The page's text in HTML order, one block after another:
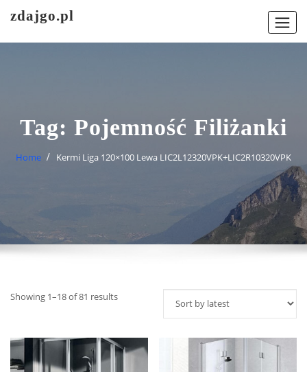
zdajgo.pl
Tag: Pojemność Filiżanki
Home Kermi Liga 120×100 Lewa LIC2L12320VPK+LIC2R10320VPK
Showing 1–18 of 81 results